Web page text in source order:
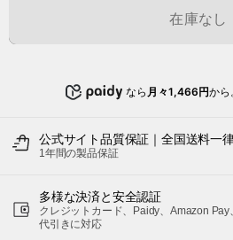
在庫なし
なら 月々1,466円から
公式サイト品質保証｜全国送料一
1年間の製品保証
多様な決済と安全認証
クレジットカード、Paidy、Amazon Pay
代引きに対応